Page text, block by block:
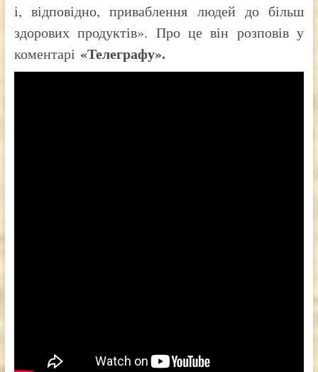
і, відповідно, приваблення людей до більш
здорових продуктів». Про це він розповів у
коментарі «Телеграфу».